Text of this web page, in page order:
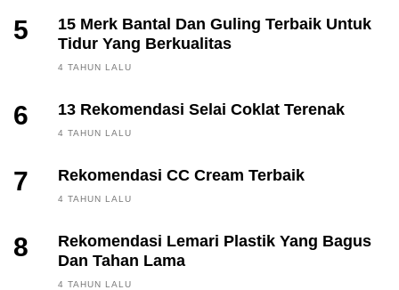
5
15 Merk Bantal Dan Guling Terbaik Untuk
Tidur Yang Berkualitas
4 TAHUN LALU
6 13 Rekomendasi Selai Coklat Terenak
4 TAHUN LALU
7 Rekomendasi CC Cream Terbaik
4 TAHUN LALU
8
Rekomendasi Lemari Plastik Yang Bagus
Dan Tahan Lama
4 TAHUN LALU